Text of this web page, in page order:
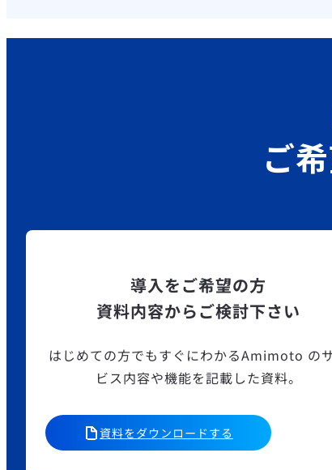
ご
導入をご希望の方
資料内容からご検討下さい
はじめての方でもすぐにわかるAmimoto の
ビス内容や機能を記載した資料。
資料をダウンロードする